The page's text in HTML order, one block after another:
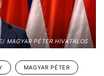
MAGYAR PÉTER HIVATALOS
MAGYAR PÉTER